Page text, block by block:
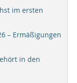
im ersten
– Ermäßigungen
in den